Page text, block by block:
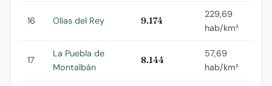
16 Olías del Rey 9.174
229,69
hab/km²
17
La Puebla de
Montalbán
8.144
57,69
hab/km²